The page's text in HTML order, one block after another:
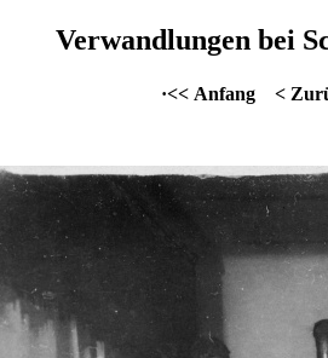
Verwandlungen bei
·<< Anfang <